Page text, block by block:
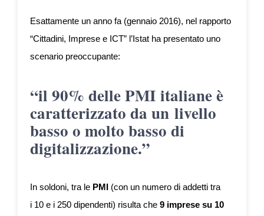
Esattamente un anno fa (gennaio 2016), nel rapporto
“Cittadini, Imprese e ICT” l’Istat ha presentato uno
scenario preoccupante:
“il 90% delle PMI italiane è
caratterizzato da un livello
basso o molto basso di
digitalizzazione.”
In soldoni, tra le PMI (con un numero di addetti tra
i 10 e i 250 dipendenti) risulta che9 imprese su 10